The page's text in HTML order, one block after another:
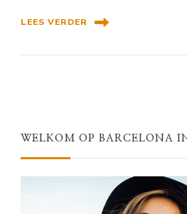
LEES VERDER
WELKOM OP BARCELONA